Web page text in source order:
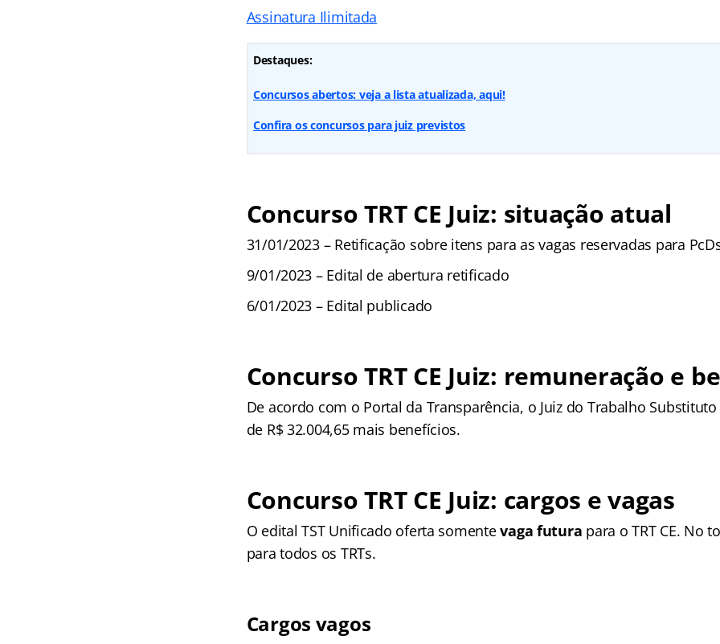
Assinatura Ilimitada
Destaques:
Concursos abertos: veja a lista atualizada, aqui!
Confira os concursos para juiz previstos
Concurso TRT CE Juiz: situação atual
31/01/2023 – Retificação sobre itens para as vagas reservadas para
9/01/2023 – Edital de abertura retificado
6/01/2023 – Edital publicado
Concurso TRT CE Juiz: remuneração e
De acordo com o Portal da Transparência, o Juiz do Trabalho
de R$ 32.004,65 mais benefícios.
Concurso TRT CE Juiz: cargos e vagas
O edital TST Unificado oferta somentevaga futura para o TRT CE. No
para todos os TRTs.
Cargos vagos